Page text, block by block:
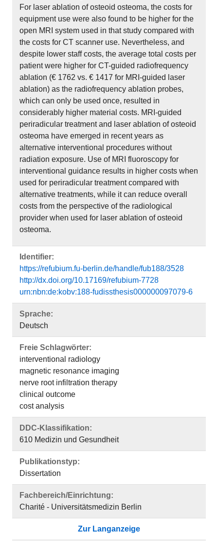
For laser ablation of osteoid osteoma, the costs for
equipment use were also found to be higher for the
open MRI system used in that study compared with
the costs for CT scanner use. Nevertheless, and
despite lower staff costs, the average total costs per
patient were higher for CT-guided radiofrequency
ablation (€ 1762 vs. € 1417 for MRI-guided laser
ablation) as the radiofrequency ablation probes,
which can only be used once, resulted in
considerably higher material costs. MRI-guided
periradicular treatment and laser ablation of osteoid
osteoma have emerged in recent years as
alternative interventional procedures without
radiation exposure. Use of MRI fluoroscopy for
interventional guidance results in higher costs when
used for periradicular treatment compared with
alternative treatments, while it can reduce overall
costs from the perspective of the radiological
provider when used for laser ablation of osteoid
osteoma.
Identifier:
https://refubium.fu-berlin.de/handle/fub188/3528
http://dx.doi.org/10.17169/refubium-7728
urn:nbn:de:kobv:188-fudissthesis000000097079-6
Sprache:
Deutsch
Freie Schlagwörter:
interventional radiology
magnetic resonance imaging
nerve root infiltration therapy
clinical outcome
cost analysis
DDC-Klassifikation:
610 Medizin und Gesundheit
Publikationstyp:
Dissertation
Fachbereich/Einrichtung:
Charité - Universitätsmedizin Berlin
Zur Langanzeige